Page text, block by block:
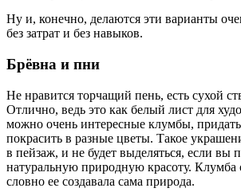
Ну и, конечно, делаются эти варианты
без затрат и без навыков.
Брёвна и пни
Не нравится торчащий пень, есть сухой
Отлично, ведь это как белый лист для
можно очень интересные клумбы,
покрасить в разные цветы. Такое
в пейзаж, и не будет выделяться, если вы
натуральную природную красоту. Клумба
словно ее создавала сама природа.